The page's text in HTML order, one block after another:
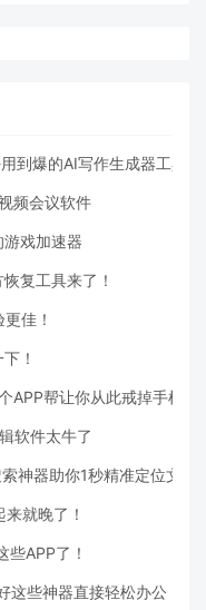
到爆的AI写作生成器工具
频会议软件
戏加速器
复工具来了！
佳！
！
帮让你从此戒掉手机！
软件太牛了
神器助你1秒精准定位文件
就晚了！
APP了！
这些神器直接轻松办公